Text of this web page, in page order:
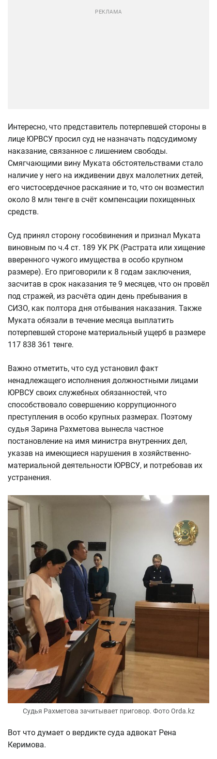
Интересно, что представитель потерпевшей стороны в
лице ЮРВСУ просил суд не назначать подсудимому
наказание, связанное с лишением свободы.
Смягчающими вину Муката обстоятельствами стало
наличие у него на иждивении двух малолетних детей,
его чистосердечное раскаяние и то, что он возместил
около 8 млн тенге в счёт компенсации похищенных
средств.
Суд принял сторону гособвинения и признал Муката
виновным по ч.4 ст. 189 УК РК (Растрата или хищение
вверенного чужого имущества в особо крупном
размере). Его приговорили к 8 годам заключения,
засчитав в срок наказания те 9 месяцев, что он провёл
под стражей, из расчёта один день пребывания в
СИЗО, как полтора дня отбывания наказания. Также
Муката обязали в течение месяца выплатить
потерпевшей стороне материальный ущерб в размере
117 838 361 тенге.
Важно отметить, что суд установил факт
ненадлежащего исполнения должностными лицами
ЮРВСУ своих служебных обязанностей, что
способствовало совершению коррупционного
преступления в особо крупных размерах. Поэтому
судья Зарина Рахметова вынесла частное
постановление на имя министра внутренних дел,
указав на имеющиеся нарушения в хозяйственно-
материальной деятельности ЮРВСУ, и потребовав их
устранения.
Судья Рахметова зачитывает приговор. Фото Orda.kz
Вот что думает о вердикте суда адвокат Рена
Керимова.